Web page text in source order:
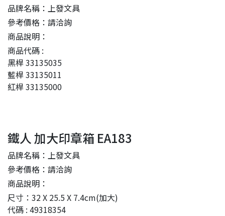
品牌名稱：上發文具
參考價格：請洽詢
商品說明：
商品代碼 :
黑桿 33135035
藍桿 33135011
紅桿 33135000
鐵人 加大印章箱 EA183
品牌名稱：上發文具
參考價格：請洽詢
商品說明：
尺寸：32 X 25.5 X 7.4cm(加大)
代碼 : 49318354